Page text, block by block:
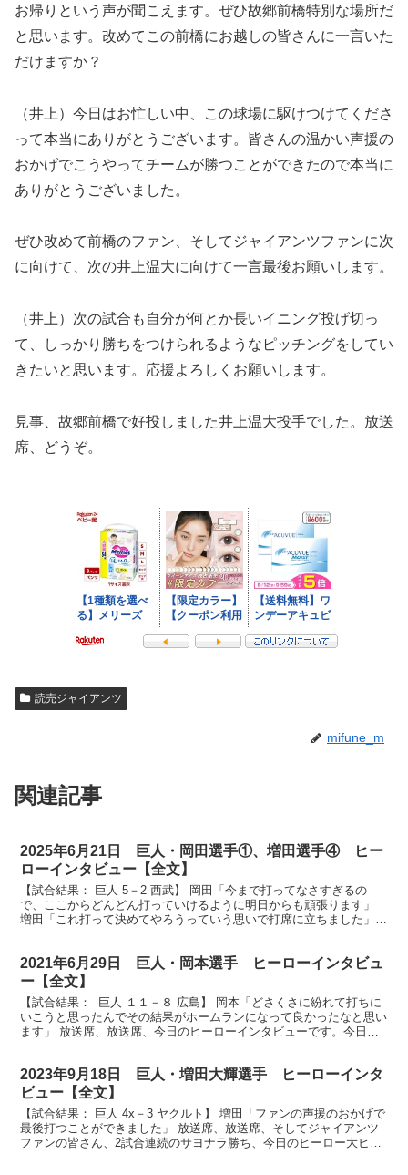
お帰りという声が聞こえます。ぜひ故郷前橋特別な場所だ
と思います。改めてこの前橋にお越しの皆さんに一言いた
だけますか？
（井上）今日はお忙しい中、この球場に駆けつけてくださ
って本当にありがとうございます。皆さんの温かい声援の
おかげでこうやってチームが勝つことができたので本当に
ありがとうございました。
ぜひ改めて前橋のファン、そしてジャイアンツファンに次
に向けて、次の井上温大に向けて一言最後お願いします。
（井上）次の試合も自分が何とか長いイニング投げ切っ
て、しっかり勝ちをつけられるようなピッチングをしてい
きたいと思います。応援よろしくお願いします。
見事、故郷前橋で好投しました井上温大投手でした。放送
席、どうぞ。
読売ジャイアンツ
mifune_m
関連記事
2025年6月21日 巨人・岡田選手①、増田選手④ ヒー
ローインタビュー【全文】
【試合結果： 巨人 5－2 西武】 岡田「今まで打ってなさすぎるの
で、ここからどんどん打っていけるように明日からも頑張ります」
増田「これ打って決めてやろうっていう思いで打席に立ちました」
2021年6月29日 巨人・岡本選手 ヒーローインタビュ
ー【全文】
【試合結果： 巨人 １１－８ 広島】 岡本「どさくさに紛れて打ちに
いこうと思ったんでその結果がホームランになって良かったなと思い
ます」 放送席、放送席、今日のヒーローインタビューです。今日の
2023年9月18日 巨人・増田大輝選手 ヒーローインタ
ビュー【全文】
【試合結果： 巨人 4x－3 ヤクルト】 増田「ファンの声援のおかげで
最後打つことができました」 放送席、放送席、そしてジャイアンツ
ファンの皆さん、2試合連続のサヨナラ勝ち、今日のヒーロー大ヒー